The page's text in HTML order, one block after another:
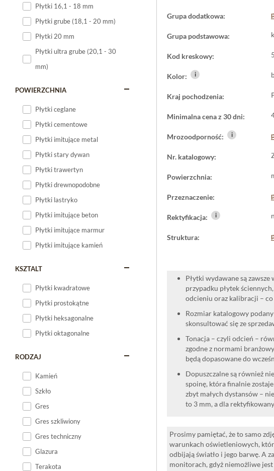
Płytki małe
Płytki 16,1 - 18 mm
Płytki grube (18,1 - 20 mm)
Płytki 20 mm
Płytki ultra grube (20,1 - 30
mm)
POWIERZCHNIA
Płytki ceglane
Płytki cementowe
Płytki imitujące metal
Płytki stary dywan
Płytki trawertyn
Płytki drewnopodobne
Płytki lastryko
Płytki imitujące beton
Płytki imitujące marmur
Płytki imitujące kamień
KSZTALT
Płytki kwadratowe
Płytki prostokątne
Płytki heksagonalne
Płytki oktagonalne
RODZAJ
Kamień
Szkło
Gres
Gres szkliwiony
Gres techniczny
Glazura
Terakota
Grupa dodatkowa:
Grupa podstawowa:
Kod kreskowy:
Kolor: i
Kraj pochodzenia:
Minimalna cena z 30 dni:
Mrozoodporność: i
Nr. katalogowy:
Powierzchnia:
Przeznaczenie:
Rektyfikacja: i
Struktura:
Płytki wydawane są
przypadku płytek
odcieniu oraz kalibracji –
Rozmiar katalogowy
skonsultować się ze
Tonacja – czyli odcień –
zgodne z normami
będą dopasowane do
Dopuszczalne są również
spoinę, która finalnie
zbyt małych dystansów –
to 3 mm, a dla
Prosimy pamiętać, że to samo
warunkach oświetleniowych,
odbijają światło i jego barwę. A
monitorach, gdyż niemożliwe